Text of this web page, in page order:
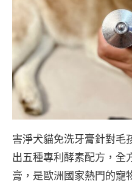
害淨犬貓免洗牙膏針對毛
出五種專利酵素配方，全
膏，是歐洲國家熱門的寵